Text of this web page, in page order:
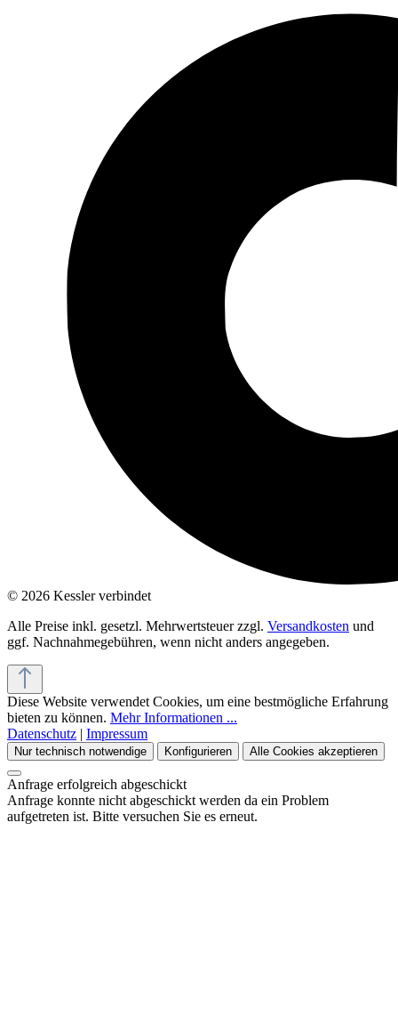
© 2026 Kessler verbindet
Alle Preise inkl. gesetzl. Mehrwertsteuer zzgl. Versandkosten und
ggf. Nachnahmegebühren, wenn nicht anders angegeben.
Diese Website verwendet Cookies, um eine bestmögliche Erfahrung
bieten zu können. Mehr Informationen ...
Datenschutz | Impressum
Nur technisch notwendige Konfigurieren Alle Cookies akzeptieren
Anfrage erfolgreich abgeschickt
Anfrage konnte nicht abgeschickt werden da ein Problem
aufgetreten ist. Bitte versuchen Sie es erneut.